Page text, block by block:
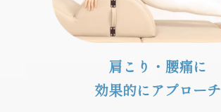
肩こり・腰痛に
効果的にアプローチ